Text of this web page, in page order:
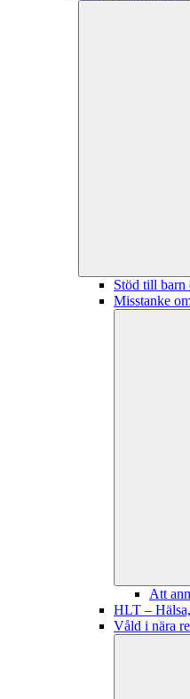
Stöd till barn
Misstanke
Att
HLT –
Våld i nära